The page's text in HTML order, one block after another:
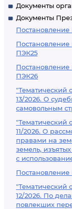
Документы
Документы
ПЭК25
ПЭК26
"Тематический
13/2026. О
самовольным
"Тематический
11/2026. О
правами на
земель,
с
"Тематический
12/2026. По
повлекших